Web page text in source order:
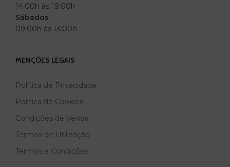
14:00h às 19:00h
Sábados
09:00h às 13:00h
MENÇÕES LEGAIS
Política de Privacidade
Política de Cookies
Condições de Venda
Termos de Utilização
Termos e Condições